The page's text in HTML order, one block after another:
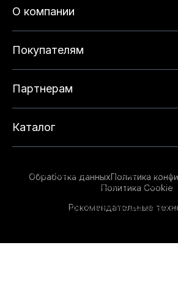
О компании
Покупателям
Партнерам
Каталог
Обработка данныхПолитика
Политика Cookie
Рекомендательные
опыта на нашем сайте. Продолжая
данный сайт, вы соглашаетесь с
технологий. Для получения